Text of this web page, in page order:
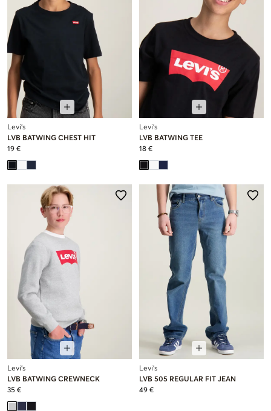
Levi's
LVB BATWING CHEST HIT
19 €
Levi's
LVB BATWING TEE
18 €
Levi's
LVB BATWING CREWNECK
35 €
Levi's
LVB 505 REGULAR FIT JEAN
49 €